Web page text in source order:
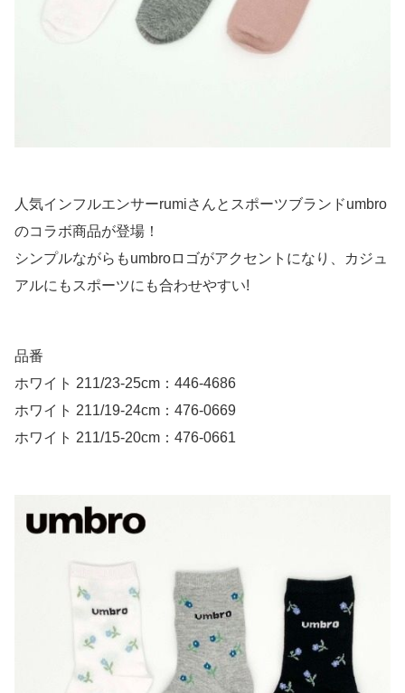
人気インフルエンサーrumiさんとスポーツブランドumbro
のコラボ商品が登場！
シンプルながらもumbroロゴがアクセントになり、カジュ
アルにもスポーツにも合わせやすい!
品番
ホワイト 211/23-25cm：446-4686
ホワイト 211/19-24cm：476-0669
ホワイト 211/15-20cm：476-0661